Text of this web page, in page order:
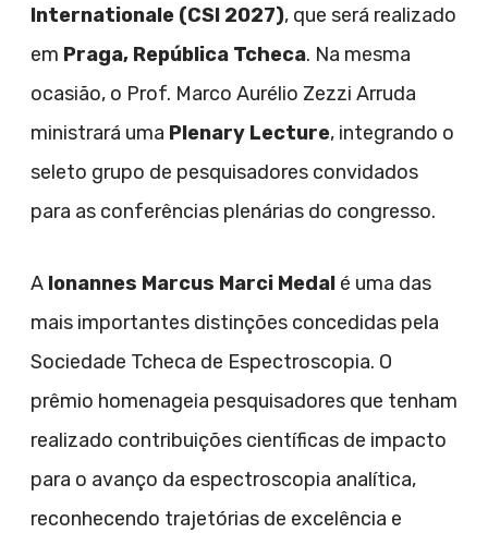
Internationale (CSI 2027), que será realizado
em Praga, República Tcheca. Na mesma
ocasião, o Prof. Marco Aurélio Zezzi Arruda
ministrará uma Plenary Lecture, integrando o
seleto grupo de pesquisadores convidados
para as conferências plenárias do congresso.
A Ionannes Marcus Marci Medal é uma das
mais importantes distinções concedidas pela
Sociedade Tcheca de Espectroscopia. O
prêmio homenageia pesquisadores que tenham
realizado contribuições científicas de impacto
para o avanço da espectroscopia analítica,
reconhecendo trajetórias de excelência e